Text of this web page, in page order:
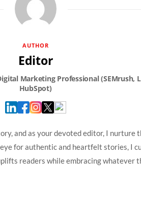
AUTHOR
Editor
and as your devoted editor, I nurture
for authentic and heartfelt stories, I
readers while embracing whatever